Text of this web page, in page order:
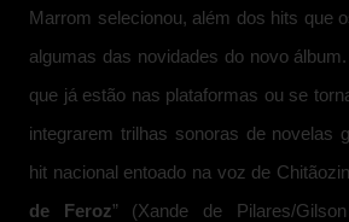
Marrom selecionou, além dos hits que
algumas das novidades do novo
que já estão nas plataformas ou se
integrarem trilhas sonoras de novelas
hit nacional entoado na voz de
de Feroz” (Xande de Pilares/